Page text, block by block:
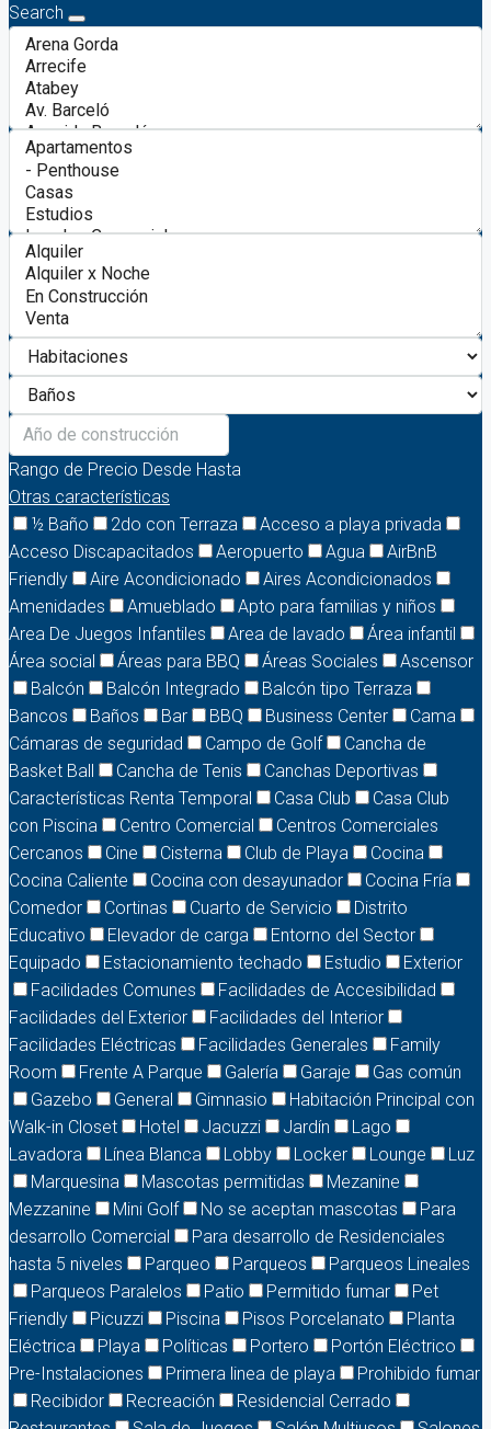
Search
Rango de Precio Desde Hasta
Otras características
½ Baño
2do con Terraza
Acceso a playa privada
Acceso Discapacitados
Aeropuerto Agua
AirBnB
Friendly
Aire Acondicionado
Aires Acondicionados
Amenidades
Amueblado
Apto para familias y niños
Area De Juegos Infantiles
Area de lavado
Área infantil
Área social
Áreas para BBQ Áreas Sociales
Ascensor
Balcón
Balcón Integrado
Balcón tipo Terraza
Bancos
Baños Bar BBQ Business Center
Cama
Cámaras de seguridad
Campo de Golf
Cancha de
Basket Ball
Cancha de Tenis
Canchas Deportivas
Características Renta Temporal
Casa Club
Casa Club
con Piscina
Centro Comercial
Centros Comerciales
Cercanos
Cine Cisterna Club de Playa
Cocina
Cocina Caliente
Cocina con desayunador
Cocina Fría
Comedor
Cortinas Cuarto de Servicio
Distrito
Educativo
Elevador de carga
Entorno del Sector
Equipado
Estacionamiento techado Estudio
Exterior
Facilidades Comunes
Facilidades de Accesibilidad
Facilidades del Exterior
Facilidades del Interior
Facilidades Eléctricas
Facilidades Generales
Family
Room
Frente A Parque Galería Garaje
Gas común
Gazebo
General Gimnasio
Habitación Principal con
Walk-in Closet
Hotel Jacuzzi Jardín
Lago
Lavadora
Línea Blanca Lobby Locker Lounge
Luz
Marquesina
Mascotas permitidas
Mezanine
Mezzanine
Mini Golf No se aceptan mascotas
Para
desarrollo Comercial
Para desarrollo de Residenciales
hasta 5 niveles
Parqueo Parqueos
Parqueos Lineales
Parqueos Paralelos
Patio Permitido fumar
Pet
Friendly
Picuzzi Piscina Pisos Porcelanato
Planta
Eléctrica
Playa Políticas Portero
Portón Eléctrico
Pre-Instalaciones
Primera linea de playa
Prohibido fumar
Recibidor
Recreación
Residencial Cerrado